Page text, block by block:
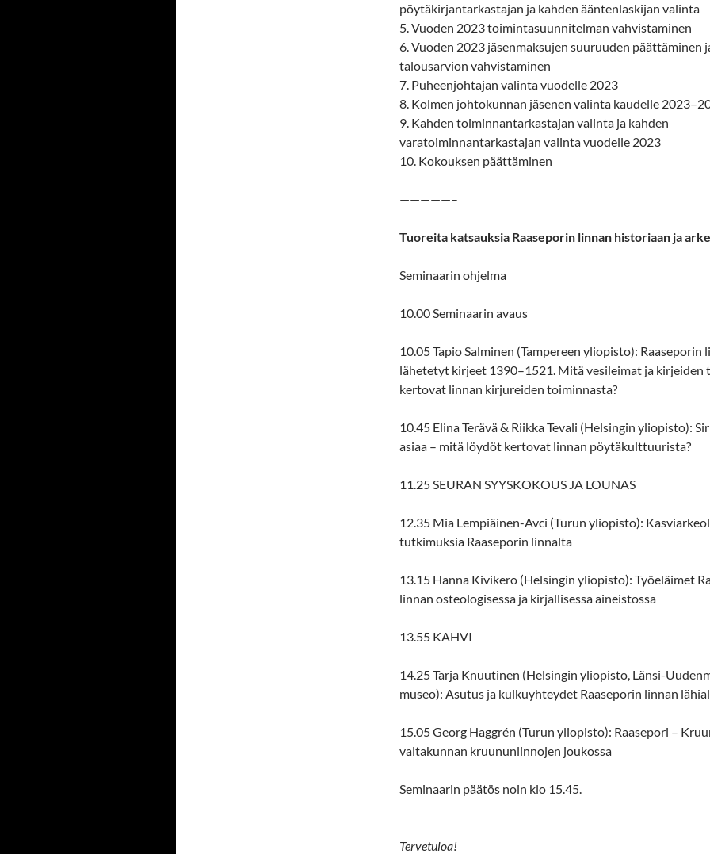
pöytäkirjantarkastajan ja kahden ääntenlaskijan valinta
5. Vuoden 2023 toimintasuunnitelman vahvistaminen
6. Vuoden 2023 jäsenmaksujen suuruuden päättäminen
talousarvion vahvistaminen
7. Puheenjohtajan valinta vuodelle 2023
8. Kolmen johtokunnan jäsenen valinta kaudelle
9. Kahden toiminnantarkastajan valinta ja kahden
varatoiminnantarkastajan valinta vuodelle 2023
10. Kokouksen päättäminen
—————–
Tuoreita katsauksia Raaseporin linnan historiaan ja
Seminaarin ohjelma
10.00 Seminaarin avaus
10.05 Tapio Salminen (Tampereen yliopisto): Raaseporin
lähetetyt kirjeet 1390–1521. Mitä vesileimat ja kirjeiden
kertovat linnan kirjureiden toiminnasta?
10.45 Elina Terävä & Riikka Tevali (Helsingin yliopisto):
asiaa – mitä löydöt kertovat linnan pöytäkulttuurista?
11.25 SEURAN SYYSKOKOUS JA LOUNAS
12.35 Mia Lempiäinen-Avci (Turun yliopisto):
tutkimuksia Raaseporin linnalta
13.15 Hanna Kivikero (Helsingin yliopisto): Työeläimet
linnan osteologisessa ja kirjallisessa aineistossa
13.55 KAHVI
14.25 Tarja Knuutinen (Helsingin yliopisto, Länsi-
museo): Asutus ja kulkuyhteydet Raaseporin linnan
15.05 Georg Haggrén (Turun yliopisto): Raasepori –
valtakunnan kruununlinnojen joukossa
Seminaarin päätös noin klo 15.45.
Tervetuloa!